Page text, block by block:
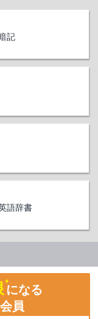
記
語辞書
になる
員